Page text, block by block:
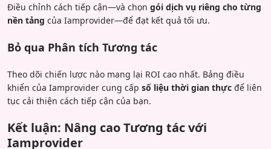
Điều chỉnh cách tiếp cận—và chọn gói dịch vụ riêng cho từng
nền tảng của Iamprovider—để đạt kết quả tối ưu.
Bỏ qua Phân tích Tương tác
Theo dõi chiến lược nào mang lại ROI cao nhất. Bảng điều
khiển của Iamprovider cung cấp số liệu thời gian thực để liên
tục cải thiện cách tiếp cận của bạn.
Kết luận: Nâng cao Tương tác với
Iamprovider